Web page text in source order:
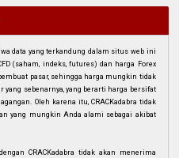
data yang terkandung dalam situs web ini
(saham, indeks, futures) dan harga Forex
pasar, sehingga harga mungkin tidak
sebenarnya, yang berarti harga bersifat
Oleh karena itu, CRACKadabra tidak
yang mungkin Anda alami sebagai akibat
CRACKadabra tidak akan menerima